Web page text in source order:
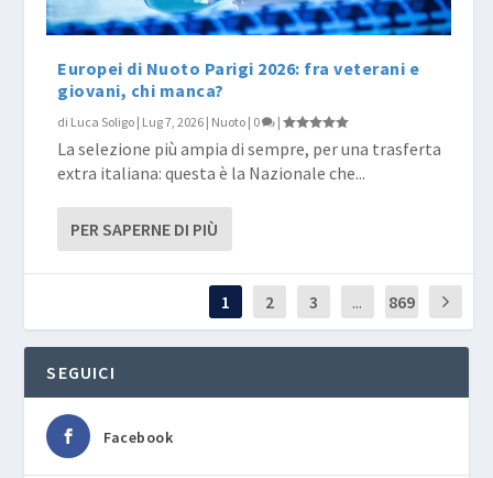
Europei di Nuoto Parigi 2026: fra veterani e
giovani, chi manca?
di Luca Soligo | Lug 7, 2026 | Nuoto | 0 |
La selezione più ampia di sempre, per una trasferta
extra italiana: questa è la Nazionale che...
PER SAPERNE DI PIÙ
1 2 3 ... 869
SEGUICI
Facebook